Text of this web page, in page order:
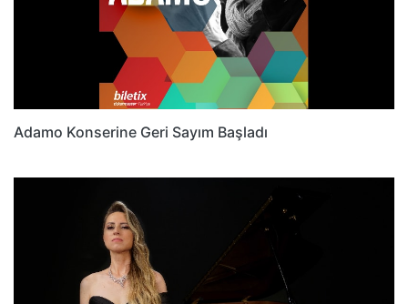
Adamo Konserine Geri Sayım Başladı